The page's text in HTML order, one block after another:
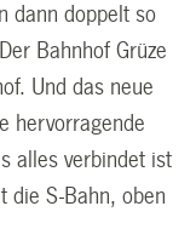
dann doppelt so
Bahnhof Grüze
Und das neue
hervorragende
alles verbindet ist
die S-Bahn, oben